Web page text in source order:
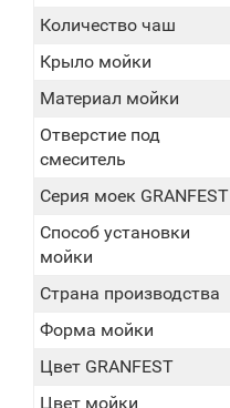
Количество чаш
Крыло мойки
Материал мойки
Отверстие под
смеситель
Серия моек GRANFEST
Способ установки
мойки
Страна производства
Форма мойки
Цвет GRANFEST
Цвет мойки